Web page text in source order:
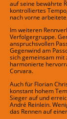
auf seine bewährte
kontrolliertes
nach vorne
Im weiteren
Verfolgergruppe.
anspruchsvollen
Gegenwind am
sich gemeinsam mit
harmonierte
Corvara.
Auch für Florian
konstant hohem
Sieger auf und
André Reinlein.
das Rennen auf